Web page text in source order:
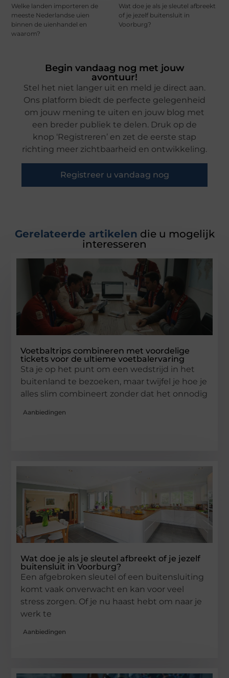
Welke landen importeren de
meeste Nederlandse uien
binnen de uienhandel en
waarom?
Wat doe je als je sleutel afbreekt
of je jezelf buitensluit in
Voorburg?
Begin vandaag nog met jouw
avontuur!
Stel het niet langer uit en meld je direct aan.
Ons platform biedt de perfecte gelegenheid
om jouw mening te uiten en jouw blog met
een breder publiek te delen. Druk op de
knop ‘Registreren’ en zet de eerste stap
richting meer zichtbaarheid en ontwikkeling.
Registreer u vandaag nog
Gerelateerde artikelen die u mogelijk
interesseren
Voetbaltrips combineren met voordelige
tickets voor de ultieme voetbalervaring
Sta je op het punt om een wedstrijd in het
buitenland te bezoeken, maar twijfel je hoe je
alles slim combineert zonder dat het onnodig
Aanbiedingen
Wat doe je als je sleutel afbreekt of je jezelf
buitensluit in Voorburg?
Een afgebroken sleutel of een buitensluiting
komt vaak onverwacht en kan voor veel
stress zorgen. Of je nu haast hebt om naar je
werk te
Aanbiedingen